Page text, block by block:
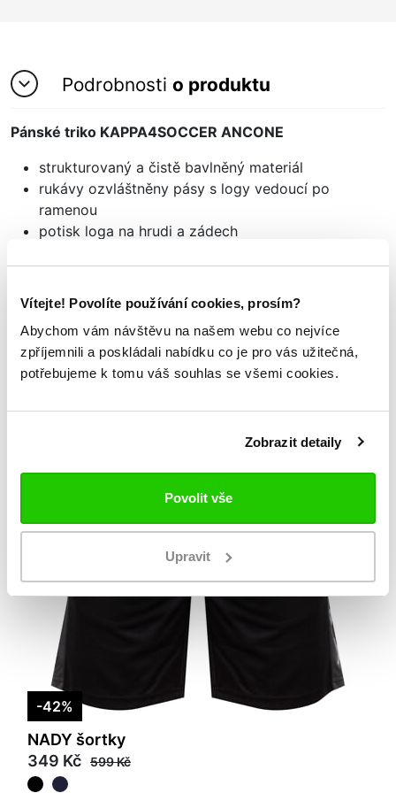
Vítejte! Povolíte používání cookies, prosím?
Abychom vám návštěvu na našem webu co nejvíce
zpříjemnili a poskládali nabídku co je pro vás užitečná,
potřebujeme k tomu váš souhlas se všemi cookies.
Zobrazit detaily
Povolit vše
Upravit
Podrobnosti o produktu
Pánské triko KAPPA4SOCCER ANCONE
strukturovaný a čistě bavlněný materiál
rukávy ozvláštněny pásy s logy vedoucí po
ramenou
potisk loga na hrudi a zádech
Mohlo by se vám
TAKÉ LÍBIT
-42%
NADY šortky
349 Kč 599 Kč